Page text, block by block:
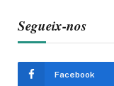
Segueix-nos
Facebook